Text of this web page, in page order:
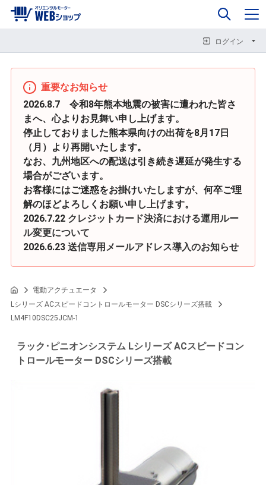
企業情報
ログイン
カート 0
重要なお知らせ
2026.8.7 令和8年熊本地震の被害に遭われた皆さ
まへ、心よりお見舞い申し上げます。
停止しておりました熊本県向けの出荷を8月17日
（月）より再開いたします。
なお、九州地区への配送は引き続き遅延が発生する
場合がございます。
お客様にはご迷惑をお掛けいたしますが、何卒ご理
解のほどよろしくお願い申し上げます。
2026.7.22 クレジットカード決済における運用ルー
ル変更について
2026.6.23 送信専用メールアドレス導入のお知らせ
電動アクチュエータ
Lシリーズ ACスピードコントロールモーター DSCシリーズ搭載
LM4F10DSC25JCM-1
ラック･ピニオンシステム Lシリーズ ACスピードコン
トロールモーター DSCシリーズ搭載